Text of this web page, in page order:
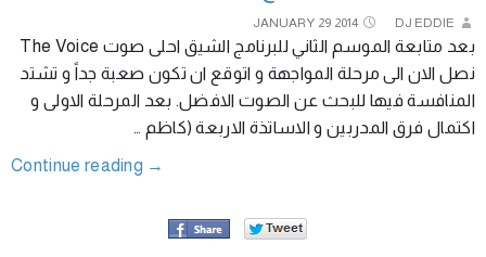
JANUARY 29 2014 DJ EDDIE
بعد متابعة الموسم الثاني للبرنامج الشيق احلى صوت The Voice
نصل الان الى مرحلة المواجهة و اتوقع ان تكون صعبة جداً و تشتد
المنافسة فيها للبحث عن الصوت الافضل. بعد المرحلة الاولى و
اكتمال فرق المدربين و الاساتذة الاربعة (كاظم …
Continue reading →